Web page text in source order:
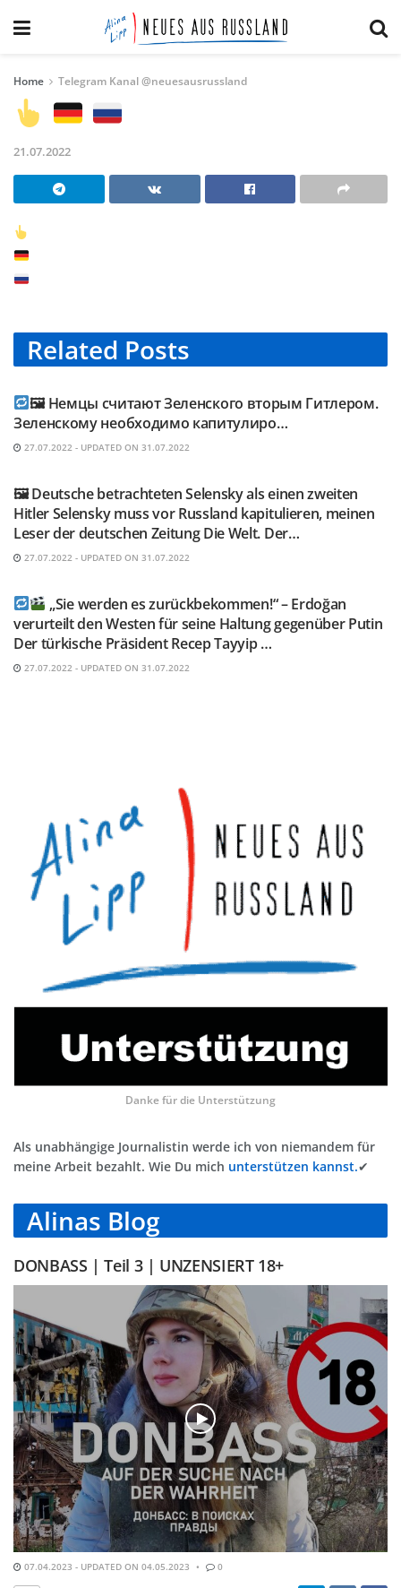
Home Telegram Kanal @neuesausrussland
21.07.2022
Related Posts
TELEGRAM KANAL @NEUESAUSRUSSLAND
🖼 Немцы считают Зеленского вторым Гитлером.
Зеленскому необходимо капитулиро…
27.07.2022 - UPDATED ON 31.07.2022
🖼 Deutsche betrachteten Selensky als einen zweiten
Hitler Selensky muss vor Russland kapitulieren, meinen
Leser der deutschen Zeitung Die Welt. Der…
27.07.2022 - UPDATED ON 31.07.2022
„Sie werden es zurückbekommen!“ – Erdoğan
verurteilt den Westen für seine Haltung gegenüber Putin
Der türkische Präsident Recep Tayyip …
27.07.2022 - UPDATED ON 31.07.2022
Danke für die Unterstützung
Als unabhängige Journalistin werde ich von niemandem für
meine Arbeit bezahlt. Wie Du mich unterstützen kannst.✔
Alinas Blog
DONBASS | Teil 3 | UNZENSIERT 18+
07.04.2023 - UPDATED ON 04.05.2023 0